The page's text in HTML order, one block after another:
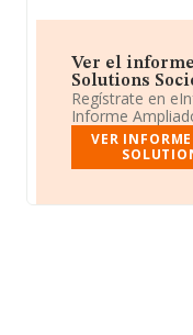
Ver el
Solutions
Regístrate en
Informe
VER